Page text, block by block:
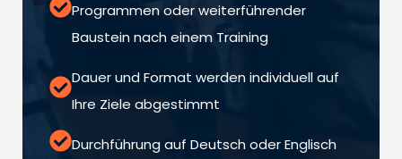
Programmen oder weiterführender
Baustein nach einem Training
Dauer und Format werden individuell auf
Ihre Ziele abgestimmt
Durchführung auf Deutsch oder Englisch